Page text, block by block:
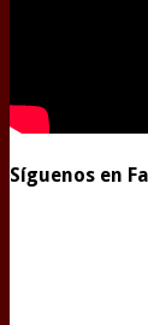
Síguenos en